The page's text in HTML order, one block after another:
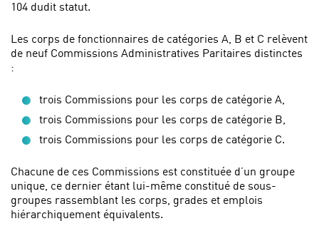
104 dudit statut.
Les corps de fonctionnaires de catégories A, B et C relèvent
de neuf Commissions Administratives Paritaires distinctes
:
trois Commissions pour les corps de catégorie A,
trois Commissions pour les corps de catégorie B,
trois Commissions pour les corps de catégorie C.
Chacune de ces Commissions est constituée d’un groupe
unique, ce dernier étant lui-même constitué de sous-
groupes rassemblant les corps, grades et emplois
hiérarchiquement équivalents.